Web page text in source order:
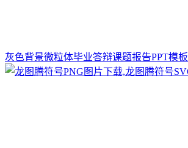
灰色背景微粒体毕业答辩课题报告PPT模板